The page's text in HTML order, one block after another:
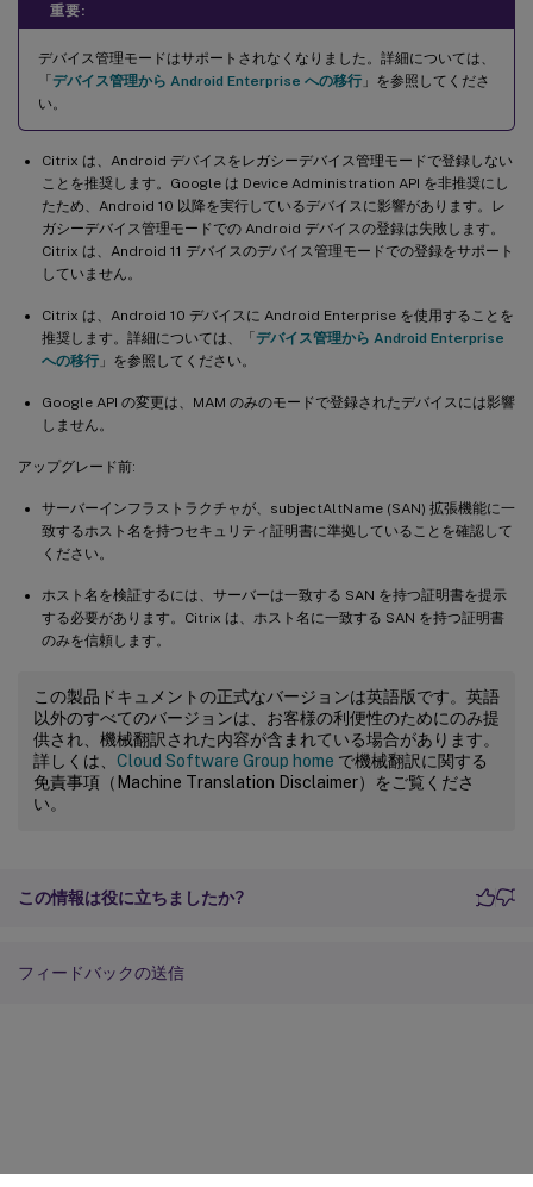
重要:
デバイス管理モードはサポートされなくなりました。詳細については、
「デバイス管理から Android Enterprise への移行 」を参照してくださ
い。
Citrix は、Android デバイスをレガシーデバイス管理モードで登録しない
ことを推奨します。Google は Device Administration API を非推奨にし
たため、Android 10 以降を実行しているデバイスに影響があります。レ
ガシーデバイス管理モードでの Android デバイスの登録は失敗します。
Citrix は、Android 11 デバイスのデバイス管理モードでの登録をサポート
していません。
Citrix は、Android 10 デバイスに Android Enterprise を使用することを
推奨します。詳細については、「デバイス管理から Android Enterprise
への移行 」を参照してください。
Google API の変更は、MAM のみのモードで登録されたデバイスには影響
しません。
アップグレード前:
サーバーインフラストラクチャが、subjectAltName (SAN) 拡張機能に一
致するホスト名を持つセキュリティ証明書に準拠していることを確認して
ください。
ホスト名を検証するには、サーバーは一致する SAN を持つ証明書を提示
する必要があります。Citrix は、ホスト名に一致する SAN を持つ証明書
のみを信頼します。
この製品ドキュメントの正式なバージョンは英語版です。英語
以外のすべてのバージョンは、お客様の利便性のためにのみ提
供され、機械翻訳された内容が含まれている場合があります。
詳しくは、 Cloud Software Group home で機械翻訳に関する
免責事項（Machine Translation Disclaimer）をご覧くださ
い。
この情報は役に立ちましたか?
フィードバックの送信